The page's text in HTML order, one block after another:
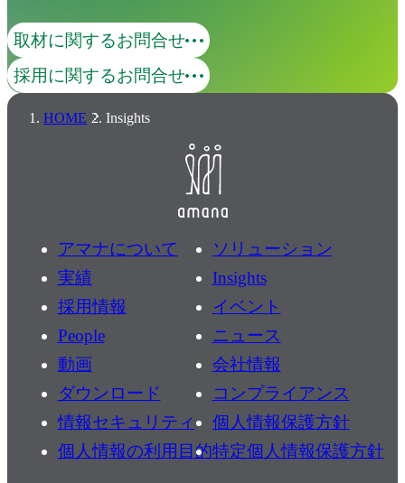
取材に関するお問合せ
採用に関するお問合せ
HOME Insights
アマナについて
ソリューション
実績
Insights
採用情報
イベント
People
ニュース
動画
会社情報
ダウンロード
コンプライアンス
情報セキュリティ
個人情報保護方針
個人情報の利用目的特定個人情報保護方針